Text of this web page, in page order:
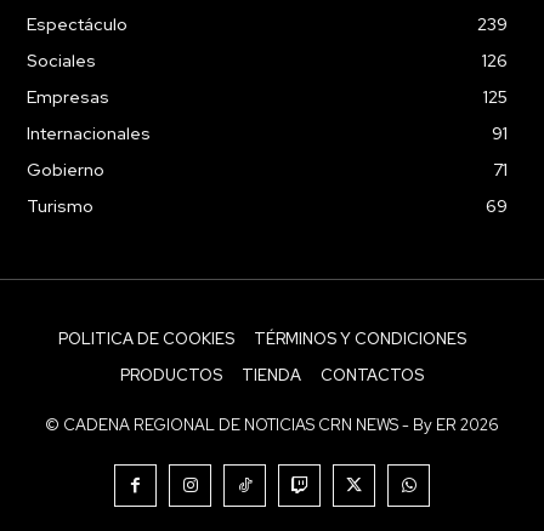
Espectáculo
239
Sociales
126
Empresas
125
Internacionales
91
Gobierno
71
Turismo
69
POLITICA DE COOKIES
TÉRMINOS Y CONDICIONES
PRODUCTOS
TIENDA CONTACTOS
© CADENA REGIONAL DE NOTICIAS CRN NEWS - By ER 2026